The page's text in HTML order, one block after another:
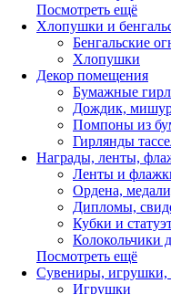
Посмотреть ещё
Хлопушки и
Бенгальские
Хлопушки
Декор помещения
Бумажные
Дождик,
Помпоны из
Гирлянды
Награды, ленты,
Ленты и
Ордена,
Дипломы,
Кубки и
Колокольчики
Посмотреть ещё
Сувениры,
Игрушки